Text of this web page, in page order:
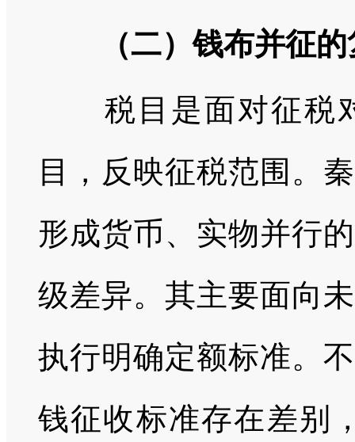
（二）钱布并征的
税目是面对征税对
目，反映征税范围。
形成货币、实物并行
级差异。其主要面向
执行明确定额标准。
钱征收标准存在差别